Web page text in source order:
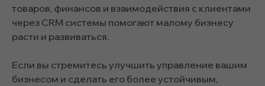
товаров, финансов и взаимодействия с клиентами
через CRM системы помогают малому бизнесу
расти и развиваться.
Если вы стремитесь улучшить управление вашим
бизнесом и сделать его более устойчивым,